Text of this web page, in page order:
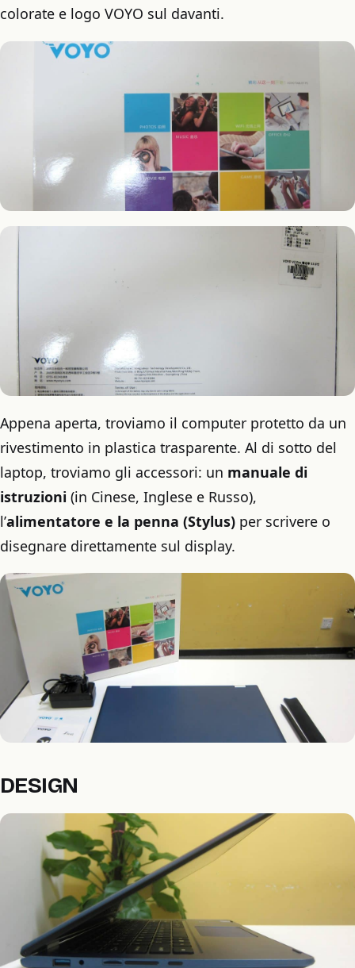
colorate e logo VOYO sul davanti.
Appena aperta, troviamo il computer protetto da un
rivestimento in plastica trasparente. Al di sotto del
laptop, troviamo gli accessori: un manuale di
istruzioni (in Cinese, Inglese e Russo),
l’alimentatore e la penna (Stylus) per scrivere o
disegnare direttamente sul display.
DESIGN